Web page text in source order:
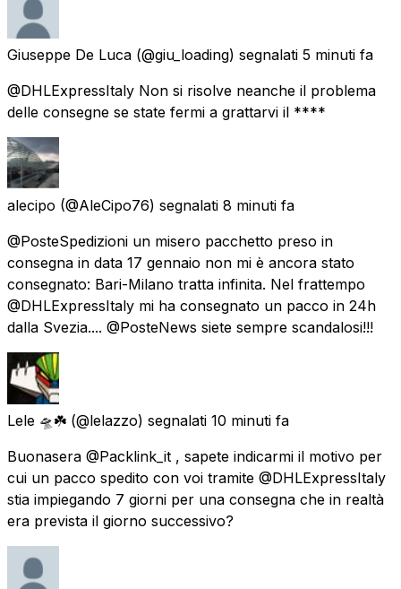
Giuseppe De Luca (@giu_loading) segnalati 5 minuti fa
@DHLExpressItaly Non si risolve neanche il problema
delle consegne se state fermi a grattarvi il ****
alecipo (@AleCipo76) segnalati 8 minuti fa
@PosteSpedizioni un misero pacchetto preso in
consegna in data 17 gennaio non mi è ancora stato
consegnato: Bari-Milano tratta infinita. Nel frattempo
@DHLExpressItaly mi ha consegnato un pacco in 24h
dalla Svezia.... @PosteNews siete sempre scandalosi!!!
Lele 🛸☘️ (@lelazzo) segnalati 10 minuti fa
Buonasera @Packlink_it , sapete indicarmi il motivo per
cui un pacco spedito con voi tramite @DHLExpressItaly
stia impiegando 7 giorni per una consegna che in realtà
era prevista il giorno successivo?